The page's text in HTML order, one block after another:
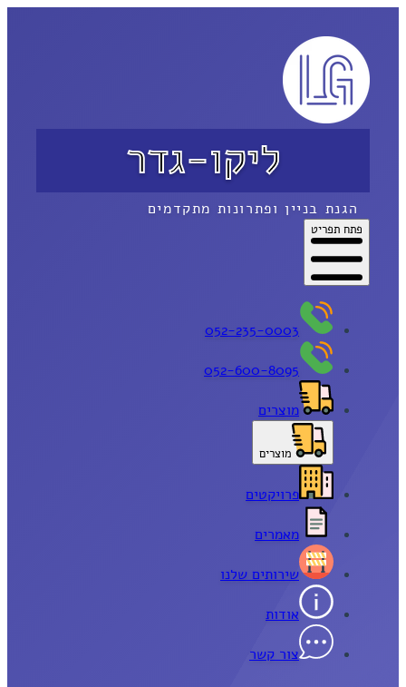
ליקו-גדר
הגנת בניין ופתרונות מתקדמים
פתח תפריט
052-235-0003
052-600-8095
מוצרים
מוצרים
פרויקטים
מאמרים
שירותים שלנו
אודות
צור קשר